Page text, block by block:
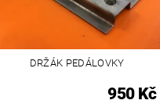
DRŽÁK PEDÁLOVKY
950 Kč